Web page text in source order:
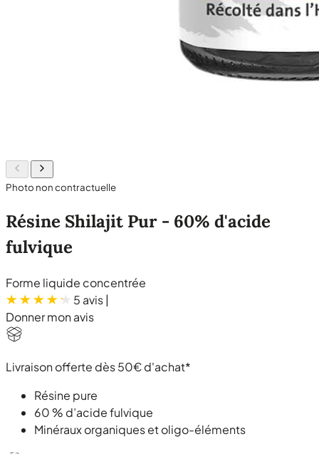
Photo non contractuelle
Résine Shilajit Pur - 60% d'acide
fulvique
Forme liquide concentrée
5 avis|
Donner mon avis
Livraison offerte dès 50€ d'achat*
Résine pure
60 % d’acide fulvique
Minéraux organiques et oligo-éléments